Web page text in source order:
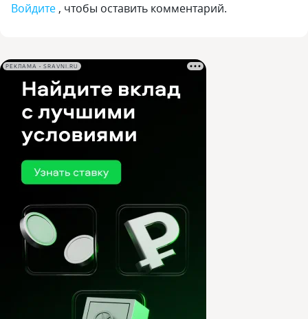
Войдите , чтобы оставить комментарий.
РЕКЛАМА • SRAVNI.RU